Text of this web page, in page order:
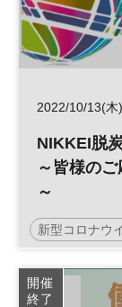
2022/10/13(
NIKKEI脱
～皆様の
～
新型コロナウ
DX
開催
終了